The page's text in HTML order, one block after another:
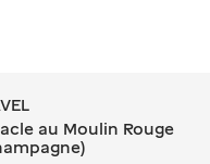
au Moulin Rouge